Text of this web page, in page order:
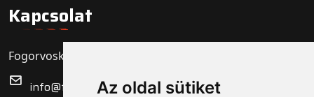
Az oldal sütiket
Kapcsolat
Fogorvoskereső.hu Zrt.
info@fogorvoskereso.hu